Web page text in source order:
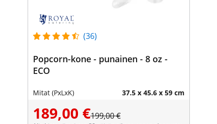
(36)
Popcorn-kone - punainen - 8 oz -
ECO
Mitat (PxLxK) 37.5 x 45.6 x 59 cm
189,00 €199,00 €